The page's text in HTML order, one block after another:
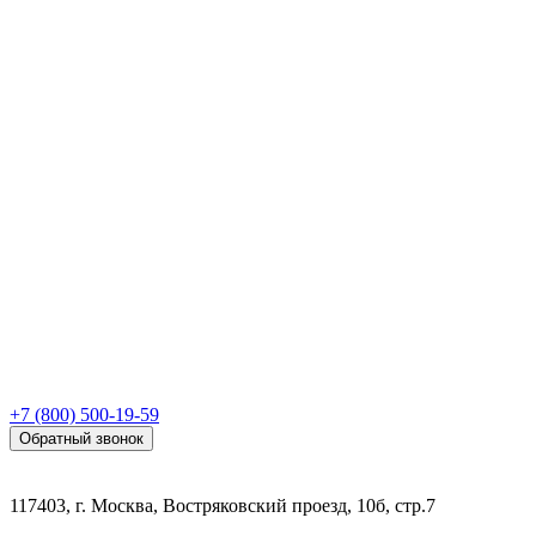
+7 (800) 500-19-59
Обратный звонок
117403, г. Москва, Востряковский проезд, 10б, стр.7